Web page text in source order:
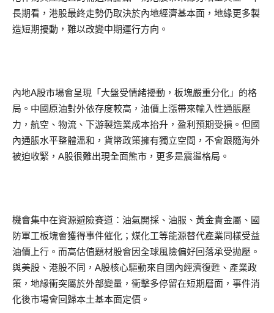
長期看，港股最終走勢仍取決於內地經濟基本面，地緣更多製
造短期擾動，難以改變中期運行方向。
內地A股市場會呈現「大盤受情緒擾動，板塊嚴重分化」的格
局。中國原油對外依存度較高，油價上漲帶來輸入性通脹壓
力，航空、物流、下游製造業成本抬升，盈利預期受損。但國
內通脹水平整體溫和，貨幣政策擁有獨立空間，不會跟隨海外
被迫收緊，A股很難出現全面熊市，更多是震盪格局。
機會集中在資源避險賽道：油氣開採、油服、黃金貴金屬、國
防軍工板塊會獲得事件催化；煤化工等能源替代產業同樣受益
油價上行。而高估值題材股會因全球風險偏好回落承受拋壓。
與美股、港股不同，A股核心驅動來自國內經濟復甦、產業政
策，地緣衝突屬於外部變量，衝擊多停留在短期層面，事件消
化後市場會回歸本土基本面定價。